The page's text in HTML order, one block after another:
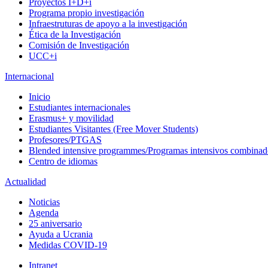
Proyectos I+D+i
Programa propio investigación
Infraestruturas de apoyo a la investigación
Ética de la Investigación
Comisión de Investigación
UCC+i
Internacional
Inicio
Estudiantes internacionales
Erasmus+ y movilidad
Estudiantes Visitantes (Free Mover Students)
Profesores/PTGAS
Blended intensive programmes/Programas intensivos
Centro de idiomas
Actualidad
Noticias
Agenda
25 aniversario
Ayuda a Ucrania
Medidas COVID-19
Intranet